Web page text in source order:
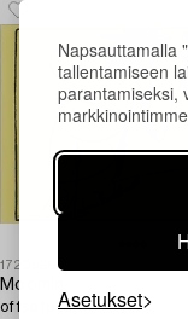
Napsauttamalla
tallentamiseen
parantamiseksi,
Asetukset
1720988
Moomin,
offsetposter, "Oj".